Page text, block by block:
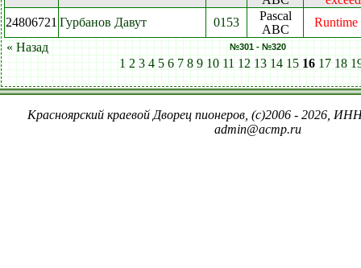
24806721 Гурбанов Давут 0153
Pascal
ABC
Runtime
« Назад
№301 - №320
1 2 3 4 5 6 7 8 9 10 11 12 13 14 15 16 17 18
Красноярский краевой Дворец пионеров, (c)2006 - 2026,
admin@acmp.ru